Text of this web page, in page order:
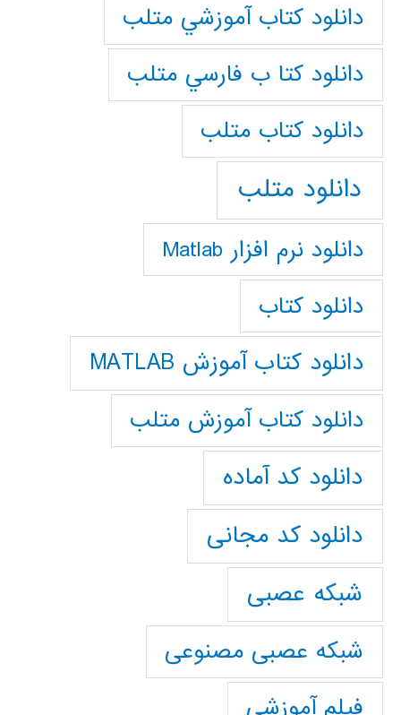
دانلود كتاب آموزشي متلب
دانلود كتا ب فارسي متلب
دانلود كتاب متلب
دانلود متلب
دانلود نرم افزار Matlab
دانلود کتاب
دانلود کتاب آموزش MATLAB
دانلود کتاب آموزش متلب
دانلود کد آماده
دانلود کد مجانی
شبکه عصبی
شبکه عصبی مصنوعی
فیلم آموزشی